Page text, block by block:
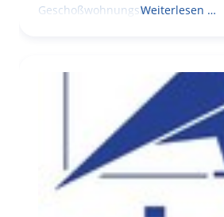
GeschoßwohnungsbauWeiterlesen …